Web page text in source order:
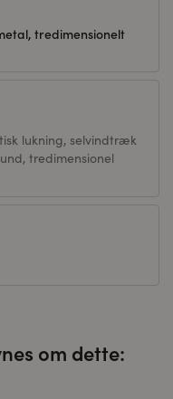
tredimensionelt
lukning, selvindtræk
tredimensionel
om dette: